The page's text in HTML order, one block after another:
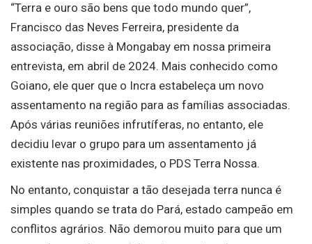
“Terra e ouro são bens que todo mundo quer”,
Francisco das Neves Ferreira, presidente da
associação, disse à Mongabay em nossa primeira
entrevista, em abril de 2024. Mais conhecido como
Goiano, ele quer que o Incra estabeleça um novo
assentamento na região para as famílias associadas.
Após várias reuniões infrutíferas, no entanto, ele
decidiu levar o grupo para um assentamento já
existente nas proximidades, o PDS Terra Nossa.
No entanto, conquistar a tão desejada terra nunca é
simples quando se trata do Pará, estado campeão em
conflitos agrários. Não demorou muito para que um